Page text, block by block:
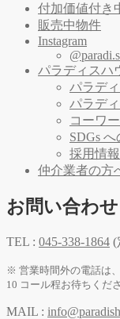
付加価値付き
販売中物件
Instagram
パラディスハ
パラデ
パラデ
コーワ
SDGs
採用情報
仲介業者の方
お問い合わ
TEL : 045-338-1864 (
※ 営業時間外の電話は
10 コール程お待ちくださ
MAIL :